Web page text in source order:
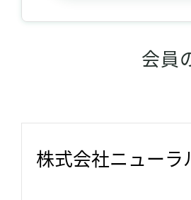
会員
株式会社ニューラ